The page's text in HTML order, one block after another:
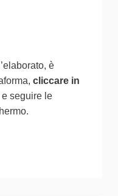
è
cliccare in
e seguire le